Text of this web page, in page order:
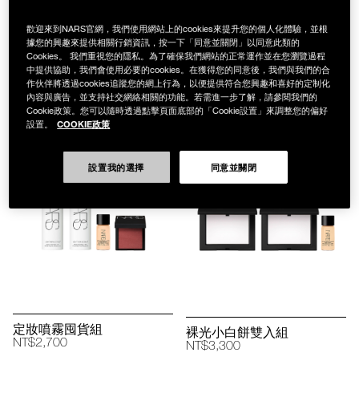
限時買大送小
星河紫送迷你腮紅
NT$1,650
限時買大送小
炫色腮紅1+1組
NT$1,450
定妝噴霧囤貨組
NT$2,700
裸光小白餅雙入組
NT$3,300
歡迎來到NARS官網，我們使用網站上的cookies來提升您的個人化體驗，並根
據您的興趣來提供相關行銷資訊，按一下「同意並關閉」以同意此類的
Cookies。 我們重視您的隱私。為了確保我們網站的正常運作並在您瀏覽過程
中提供協助，我們會使用必要的cookies。在獲得您的同意後，我們與我們的合
作伙伴將透過cookies追蹤您的網上行為，以便提供符合您興趣和喜好的定制化
內容與廣告，並支持社交網絡相關的功能。若需進一步了解，請參閱我們的
Cookie政策。您可以隨時透過點擊頁面底部的「Cookie設置」來調整您的偏好
設置。
COOKIE政策
設置我的選擇 同意並關閉